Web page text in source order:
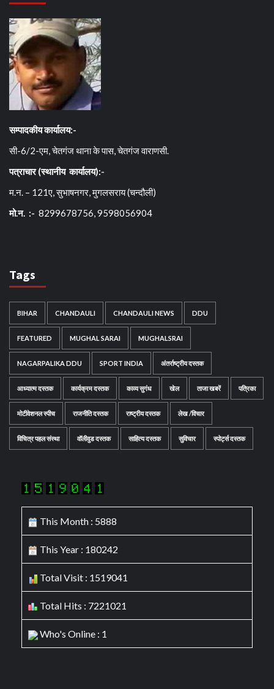
सम्पादकीय कार्यालय:-
सी-6/2-एम, चेतगंज थाना के पास, चेतगंज वाराणसी.
पत्राचार (स्थानीय कार्यालय):-
म.न. – 121ए, सुभाषनगर, मुगलसराय (चन्दौली)
मो.न. :- 8299678756, 9598056904
Tags
BIHAR CHANDAULI CHANDAULI NEWS DDU
FEATURED MUGHAL SARAI MUGHALSRAI
NAGARPALIKA DDU SPORT INDIA अंतर्राष्ट्रीय दस्तक
आध्यात्म दस्तक कार्यक्रम दस्तक काव्य सुगंध खेल ताजा खबरें पत्रिका
मोटीवेशनल स्पीच राजनीति दस्तक राष्ट्रीय दस्तक लेख /विचार
विचित्र पहल संस्था वॉलीवुड दस्तक साहित्य दस्तक सुविचार स्पोर्ट्स दस्तक
This Month : 5888
This Year : 180242
Total Visit : 1519041
Total Hits : 7221021
Who's Online : 1